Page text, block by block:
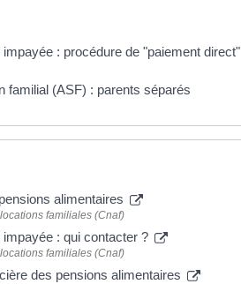
: procédure de "paiement direct"
familial (ASF) : parents séparés
alimentaires
familiales (Cnaf)
: qui contacter ?
familiales (Cnaf)
des pensions alimentaires